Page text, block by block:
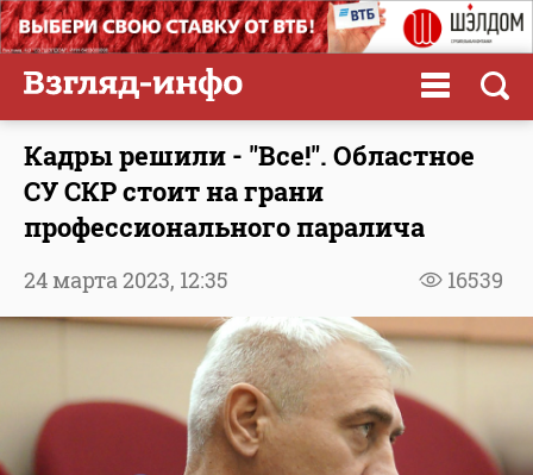
Кадры решили - "Все!". Областное
СУ СКР стоит на грани
профессионального паралича
16539
24 марта 2023, 12:35